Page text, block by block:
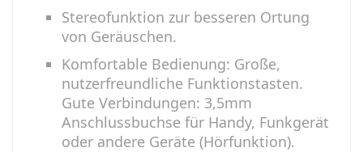
Stereofunktion zur besseren Ortung
von Geräuschen.
Komfortable Bedienung: Große,
nutzerfreundliche Funktionstasten.
Gute Verbindungen: 3,5mm
Anschlussbuchse für Handy, Funkgerät
oder andere Geräte (Hörfunktion).